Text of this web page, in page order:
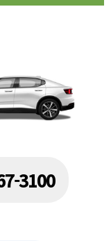
3100